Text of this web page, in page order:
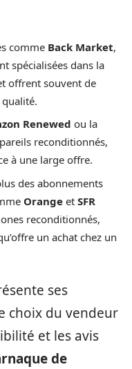
comme Back Market,
spécialisées dans la
offrent souvent de
Renewed ou la
reconditionnés,
à une large offre.
des abonnements
Orange et SFR
reconditionnés,
un achat chez un
ses
choix du vendeur
et les avis
de